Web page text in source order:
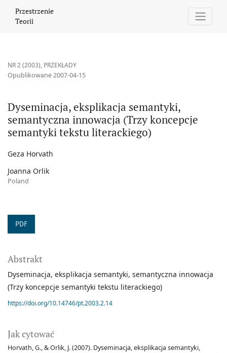
Przestrzenie
Teorii
NR 2 (2003), PRZEKŁADY
Dyseminacja, eksplikacja semantyki,
semantyczna innowacja (Trzy koncepcje
semantyki tekstu literackiego)
Opublikowane 2007-04-15
Geza Horvath
Joanna Orlik
Poland
PDF
Jak cytować
Horvath, G., & Orlik, J. (2007). Dyseminacja, eksplikacja semantyki,
Abstrakt
Dyseminacja, eksplikacja semantyki, semantyczna innowacja
(Trzy koncepcje semantyki tekstu literackiego)
https://doi.org/10.14746/pt.2003.2.14